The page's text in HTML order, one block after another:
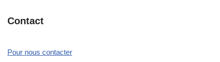
Contact
Pour nous contacter